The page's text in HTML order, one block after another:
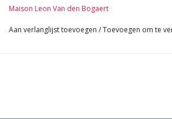
Maison Leon Van den Bogaert
Aan verlanglijst toevoegen /Toevoegen om te